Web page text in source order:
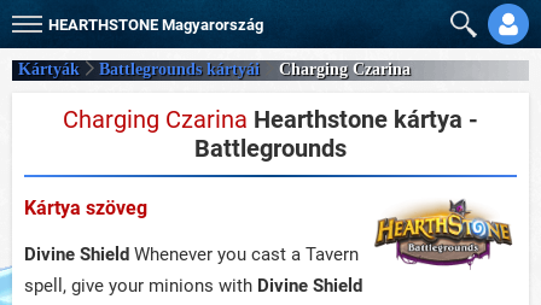
HEARTHSTONE Magyarország
Kártyák Battlegrounds kártyái Charging Czarina
Charging Czarina Hearthstone kártya -
Battlegrounds
Kártya szöveg
Divine Shield Whenever you cast a Tavern
spell, give your minions with Divine Shield